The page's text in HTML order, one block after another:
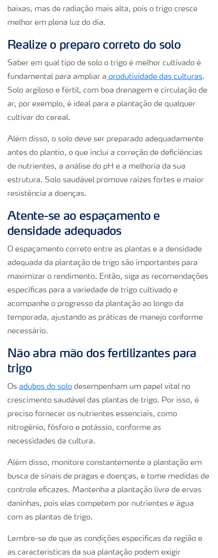
baixas, mas de radiação mais alta, pois o trigo cresce
melhor em plena luz do dia.
Realize o preparo correto do solo
Saber em qual tipo de solo o trigo é melhor cultivado é
fundamental para ampliar a produtividade das culturas.
Solo argiloso e fértil, com boa drenagem e circulação de
ar, por exemplo, é ideal para a plantação de qualquer
cultivar do cereal.
Além disso, o solo deve ser preparado adequadamente
antes do plantio, o que inclui a correção de deficiências
de nutrientes, a análise do pH e a melhoria da sua
estrutura. Solo saudável promove raízes fortes e maior
resistência a doenças.
Atente-se ao espaçamento e
densidade adequados
O espaçamento correto entre as plantas e a densidade
adequada da plantação de trigo são importantes para
maximizar o rendimento. Então, siga as recomendações
específicas para a variedade de trigo cultivado e
acompanhe o progresso da plantação ao longo da
temporada, ajustando as práticas de manejo conforme
necessário.
Não abra mão dos fertilizantes para
trigo
Os adubos do solo desempenham um papel vital no
crescimento saudável das plantas de trigo. Por isso, é
preciso fornecer os nutrientes essenciais, como
nitrogênio, fósforo e potássio, conforme as
necessidades da cultura.
Além disso, monitore constantemente a plantação em
busca de sinais de pragas e doenças, e tome medidas de
controle eficazes. Mantenha a plantação livre de ervas
daninhas, pois elas competem por nutrientes e água
com as plantas de trigo.
Lembre-se de que as condições específicas da região e
as características da sua plantação podem exigir